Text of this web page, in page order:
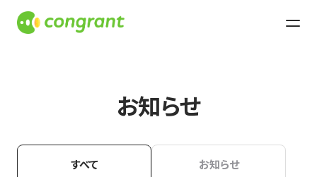
お知らせ
すべて お知らせ